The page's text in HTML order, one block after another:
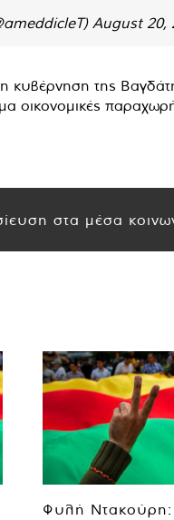
August 20,
κυβέρνηση της
οικονομικές
στα μέσα
Φυλή Ντακούρη: